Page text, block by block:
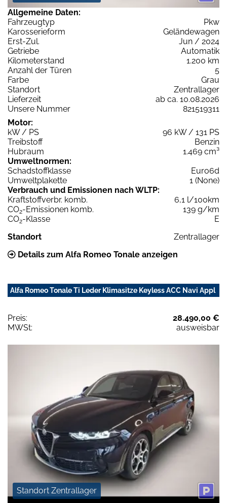
Allgemeine Daten:
Fahrzeugtyp
Pkw
Karosserieform
Geländewagen
Erst-Zul.
Jun / 2024
Getriebe
Automatik
Kilometerstand
1.200 km
Anzahl der Türen
5
Farbe
Grau
Standort
Zentrallager
Lieferzeit
ab ca. 10.08.2026
Unsere Nummer
821519311
Motor:
kW / PS
96 kW / 131 PS
Treibstoff
Benzin
Hubraum
1.469 cm³
Umweltnormen:
Schadstoffklasse
Euro6d
Umweltplakette
1 (None)
Verbrauch und Emissionen nach WLTP:
Kraftstoffverbr. komb.
6,1 l/100km
CO2-Emissionen komb.
139 g/km
CO2-Klasse
E
Standort
Zentrallager
Details zum Alfa Romeo Tonale anzeigen
Alfa Romeo Tonale Ti Leder Klimasitze Keyless ACC Navi Appl
Preis:
28.490,00 €
MWSt:
ausweisbar
Standort Zentrallager